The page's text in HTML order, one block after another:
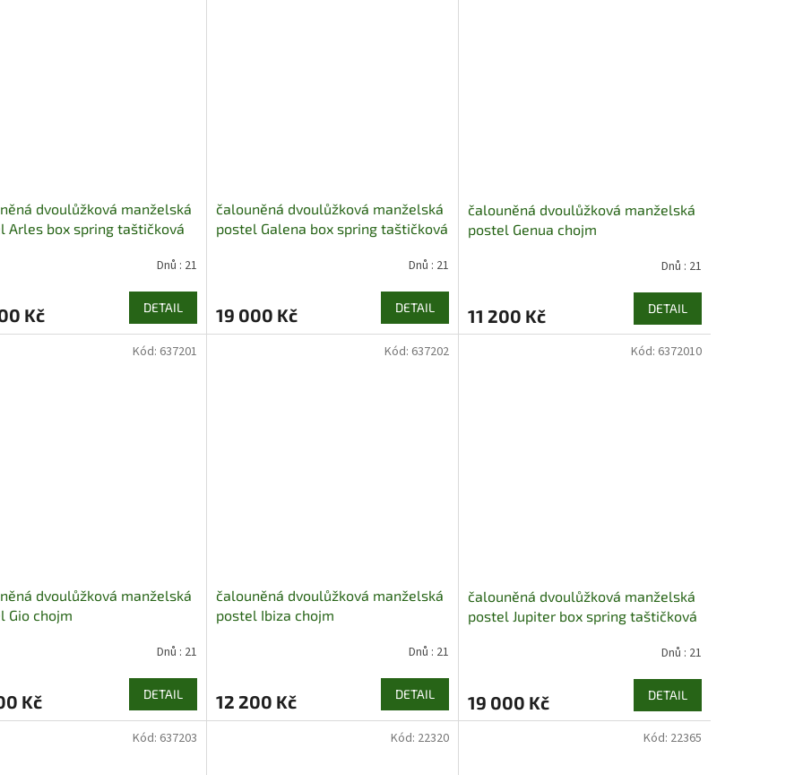
dvoulůžková manželská
Arles box spring taštičková
Dnů : 21
Kč DETAIL
čalouněná dvoulůžková manželská
postel Galena box spring taštičková
Dnů : 21
19 000 Kč DETAIL
čalouněná dvoulůžková manželská
postel Genua chojm
Dnů : 21
11 200 Kč DETAIL
dvoulůžková manželská
Gio chojm
Dnů : 21
Kč DETAIL
Kód: 637201
čalouněná dvoulůžková manželská
postel Ibiza chojm
Dnů : 21
12 200 Kč DETAIL
Kód: 637202
čalouněná dvoulůžková manželská
postel Jupiter box spring taštičková
Dnů : 21
19 000 Kč DETAIL
Kód: 6372010
Kód: 637203 Kód: 22320 Kód: 22365